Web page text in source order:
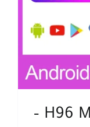
جهاز H96 MAX RK3576 M9 –